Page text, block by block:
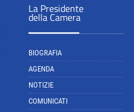
La Presidente
della Camera
BIOGRAFIA
AGENDA
NOTIZIE
COMUNICATI